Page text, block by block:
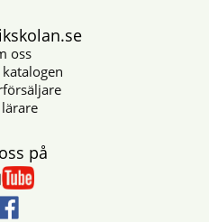
oss
katalogen
på